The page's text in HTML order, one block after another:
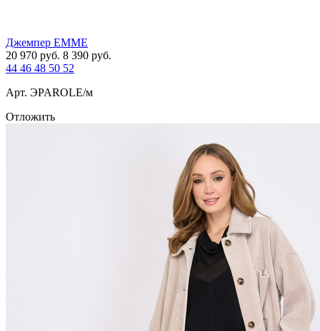
Джемпер EMME
20 970 руб. 8 390 руб.
44 46 48 50 52
Арт. ЭPAROLE/м
Отложить